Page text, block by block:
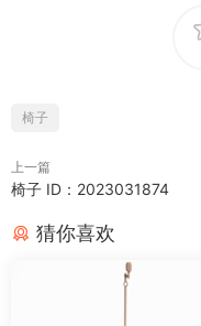
椅子
上一篇
椅子 ID：2023031874
猜你喜欢